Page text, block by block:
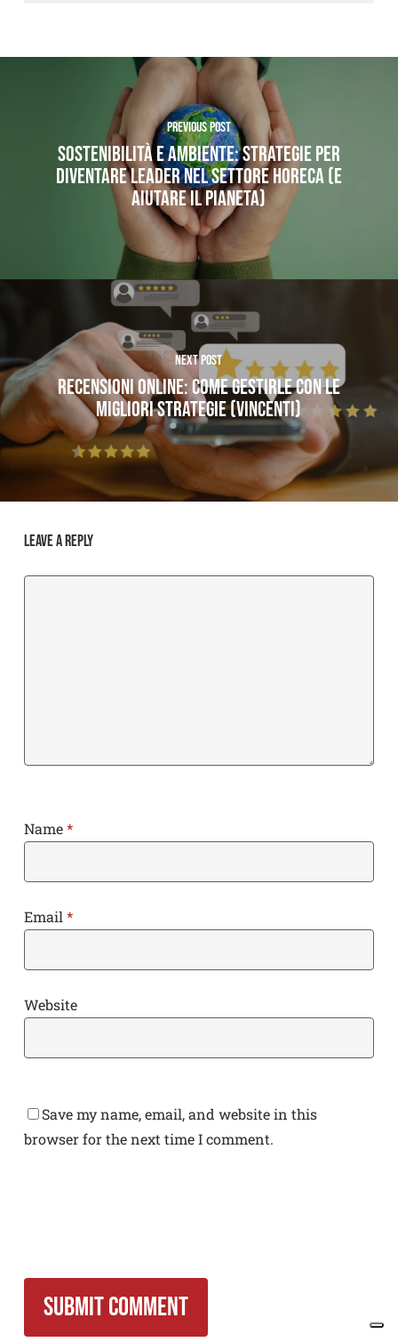
Previous Post
Sostenibilità e ambiente: strategie per
diventare leader nel settore Horeca (e
aiutare il pianeta)
Next Post
Recensioni Online: come gestirle con le
migliori strategie (vincenti)
Leave a Reply
Name*
Email *
Website
Save my name, email, and website in this
browser for the next time I comment.